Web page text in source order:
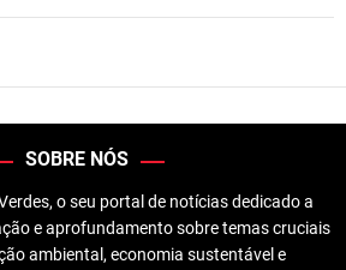
SOBRE NÓS
o seu portal de notícias dedicado a
e aprofundamento sobre temas cruciais
ambiental, economia sustentável e